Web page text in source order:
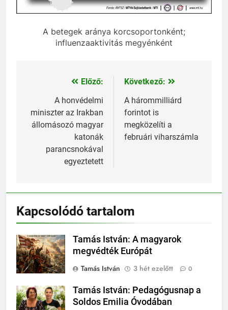
A betegek aránya korcsoportonként;
influenzaaktivitás megyénként
Bejegyzés
navigáció
Előző:
A honvédelmi
miniszter az Irakban
állomásozó magyar
katonák
parancsnokával
egyeztetett
Következő:
A hárommilliárd
forintot is
megközelíti a
februári viharszámla
Kapcsolódó tartalom
Tamás István: A magyarok
megvédték Európát
Tamás István
3 hét ezelőtt 0
Tamás István: Pedagógusnap a
Soldos Emilia Óvodában